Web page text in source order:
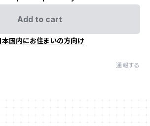
Add to cart
本国内にお住まいの方向け
通報する